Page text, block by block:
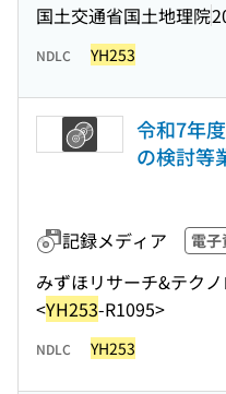
国土交通省国土地理院
NDLC YH253
令和7年
の検討等
記録メディア 電子
みずほリサーチ&テク
<YH253-R1095>
NDLC YH253